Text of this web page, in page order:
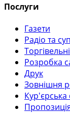
Послуги
Газети
Радіо та
Розробка
Друк
Зовнішня
Кур'єрська